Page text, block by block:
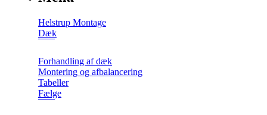
Helstrup Montage
Dæk
Forhandling af dæk
Montering og afbalancering
Tabeller
Fælge